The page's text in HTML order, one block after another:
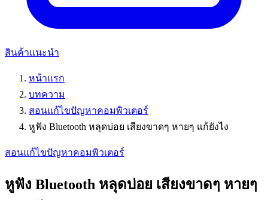
สินค้าแนะนำ
หน้าแรก
บทความ
สอนแก้ไขปัญหาคอมพิวเตอร์
หูฟัง Bluetooth หลุดบ่อย เสียงขาดๆ หายๆ แก้ยังไง
สอนแก้ไขปัญหาคอมพิวเตอร์
หูฟัง Bluetooth หลุดบ่อย เสียงขาดๆ หายๆ